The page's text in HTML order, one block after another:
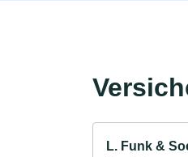
L. Funk &